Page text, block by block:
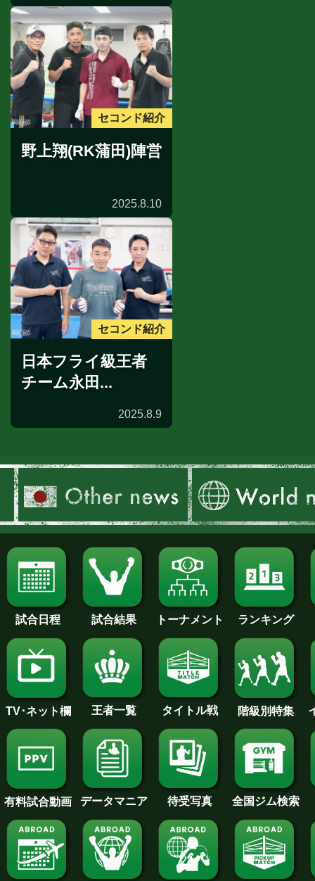
セコンド紹介
野上翔(RK蒲田)陣営
2025.8.10
セコンド紹介
日本フライ級王者
チーム永田...
2025.8.9
試合日程 試合結果 トーナメント ランキング
TV･ネット欄 王者一覧 タイトル戦 階級別特集
有料試合動画 データマニア 待受写真 全国ジム検索